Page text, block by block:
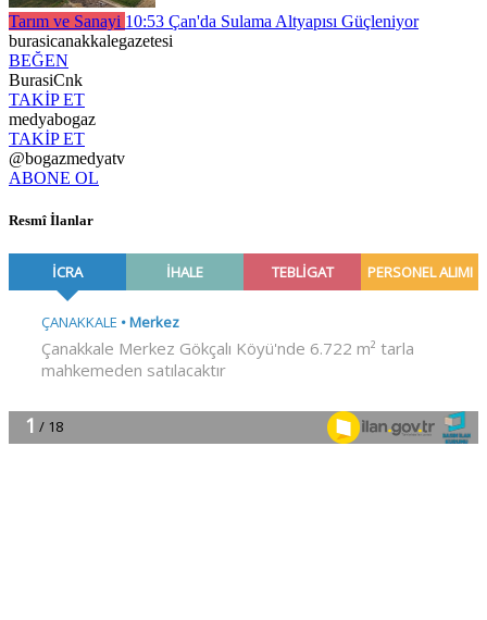
Tarım ve Sanayi 10:53 Çan'da Sulama Altyapısı Güçleniyor
burasicanakkalegazetesi
BEĞEN
BurasiCnk
TAKİP ET
medyabogaz
TAKİP ET
@bogazmedyatv
ABONE OL
Resmî İlanlar